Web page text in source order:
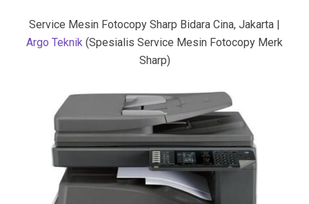
Service Mesin Fotocopy Sharp Bidara Cina, Jakarta |
Argo Teknik (Spesialis Service Mesin Fotocopy Merk
Sharp)